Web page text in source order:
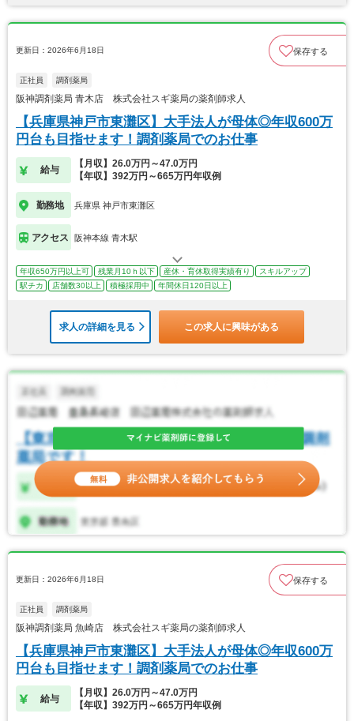
更新日：2026年6月18日 保存する
正社員 調剤薬局
阪神調剤薬局 青木店 株式会社スギ薬局の薬剤師求人
【兵庫県神戸市東灘区】大手法人が母体◎年収600万
円台も目指せます！調剤薬局でのお仕事
給与
【月収】26.0万円～47.0万円
【年収】392万円～665万円年収例
勤務地 兵庫県 神戸市東灘区
アクセス 阪神本線 青木駅
年収650万円以上可 残業月10ｈ以下 産休・育休取得実績有り
スキルアップ
駅チカ
店舗数30以上 積極採用中 年間休日120日以上
求人の詳細を見る この求人に興味がある
更新日：2026年6月18日 保存する
正社員 調剤薬局
阪神調剤薬局 魚崎店 株式会社スギ薬局の薬剤師求人
【兵庫県神戸市東灘区】大手法人が母体◎年収600万
円台も目指せます！調剤薬局でのお仕事
給与
【月収】26.0万円～47.0万円
【年収】392万円～665万円年収例